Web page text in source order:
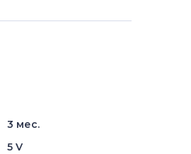
3 мес.
5 V